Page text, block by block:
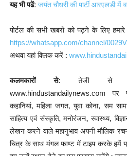
यह भी पढें:जयंत चौधरी की पार्टी आरएलडी में
पोर्टल की सभी खबरों को पढ़ने के लिए
https://whatsapp.com/channel/
अथवा यहां क्लिक करें :
कलमकारों से: तेजी से
www.hindustandailynews.com
कहानियां, महिला जगत, युवा कोना, सम
साहित्य एवं संस्कृति, मनोरंजन, स्वास्थ्य,
लेखन करने वाले महानुभाव अपनी मौलिक
चित्र के साथ मंगल फाण्ट में टाइप करके हमें